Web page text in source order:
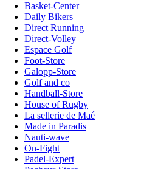
Basket-Center
Daily Bikers
Direct Running
Direct-Volley
Espace Golf
Foot-Store
Galopp-Store
Golf and co
Handball-Store
House of Rugby
La sellerie de Maé
Made in Paradis
Nauti-wave
On-Fight
Padel-Expert